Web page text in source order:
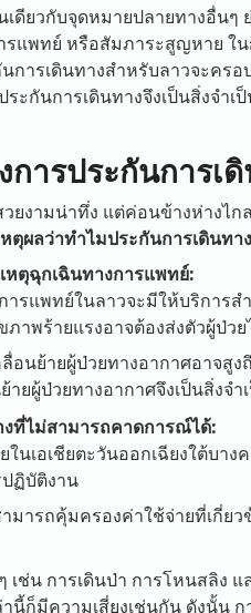
เดียวกับจุดหมายปลายทางอื่น
รแพทย์ หรือสัมภาระสูญหาย ใ
ารเดินทางสำหรับลาวจะคร
กันการเดินทางจึงเป็นสิ่งจำเ
ารประกันการเ
วยงามน่าทึ่ง แต่ค่อนข้างห่าง
ตุผลว่าทำไมประกันการเดินทา
ตุฉุกเฉินทางการแพทย์:
ารแพทย์ในลาวจะมีให้บริการ
าพร้ายแรงอาจต้องส่งตัวผู้ป่ว
ลื่อนย้ายผู้ป่วยทางอากาศอาจ
ยผู้ป่วยทางอากาศจึงเป็นสิ่งจำ
ที่ไม่สามารถคาดการณ์ได้:
ในเอเชียตะวันออกเฉียงใต้บา
ฏิบัติงาน
มารถคุ้มครองค่าใช้จ่ายที่เกี่ย
เช่น การเดินป่า การโหนสลิง
านี้ก็มีความเสี่ยงเช่นกัน ดังนั้น